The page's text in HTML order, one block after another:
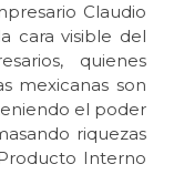
Claudio
cara visible del
quienes
mexicanas son
el poder
riquezas
Interno